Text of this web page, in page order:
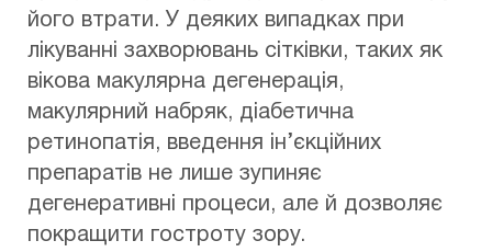
його втрати. У деяких випадках при
лікуванні захворювань сітківки, таких як
вікова макулярна дегенерація,
макулярний набряк, діабетична
ретинопатія, введення ін’єкційних
препаратів не лише зупиняє
дегенеративні процеси, але й дозволяє
покращити гостроту зору.